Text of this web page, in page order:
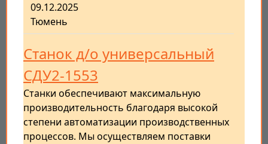
09.12.2025
Тюмень
Станок д/о универсальный
СДУ2-1553
Станки обеспечивают максимальную
производительность благодаря высокой
степени автоматизации производственных
процессов. Мы осуществляем поставки